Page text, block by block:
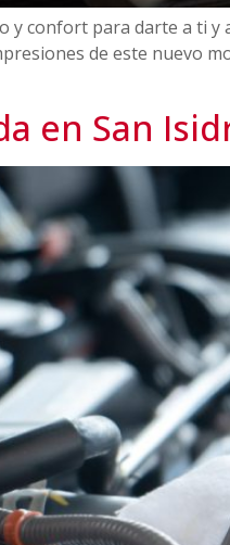
confort para darte a ti y
de este nuevo
en San